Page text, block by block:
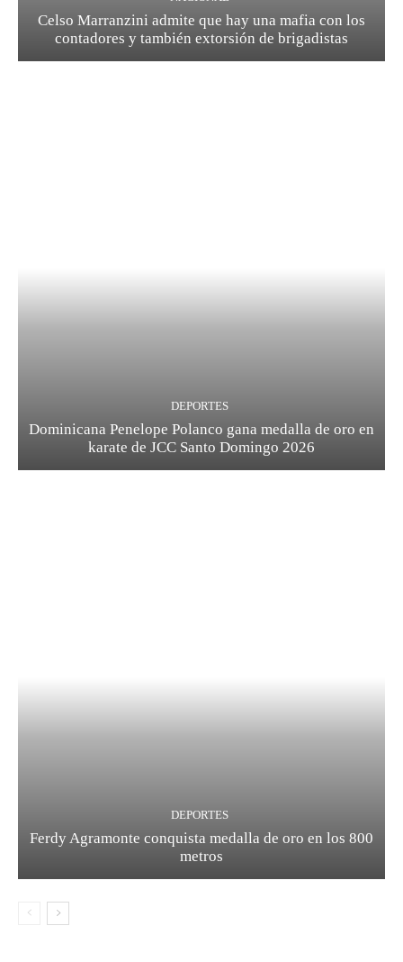
Celso Marranzini admite que hay una mafia con los
contadores y también extorsión de brigadistas
DEPORTES
Dominicana Penelope Polanco gana medalla de oro en
karate de JCC Santo Domingo 2026
DEPORTES
Ferdy Agramonte conquista medalla de oro en los 800
metros